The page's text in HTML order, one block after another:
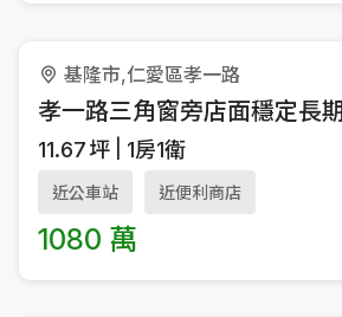
基隆市,仁愛區孝一路
孝一路三角窗旁店面穩定長
11.67坪 1房1衛
近公車站 近便利商店
1080 萬